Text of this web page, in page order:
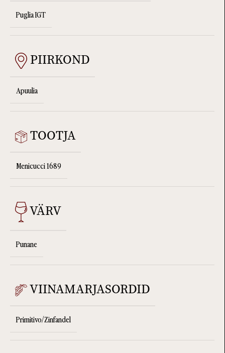
Puglia IGT
PIIRKOND
Apuulia
TOOTJA
Menicucci 1689
VÄRV
Punane
VIINAMARJASORDID
Primitivo/Zinfandel